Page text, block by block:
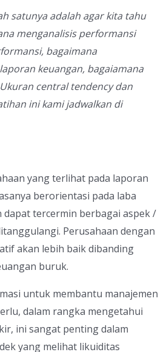
satunya adalah agar kita tahu
menganalisis performansi
bagaimana
keuangan, bagaiamana
central tendency dan
ini kami jadwalkan di
yang terlihat pada laporan
berorientasi pada laba
dapat tercermin berbagai aspek /
Perusahaan dengan
akan lebih baik dibanding
buruk.
untuk membantu manajemen
dalam rangka mengetahui
ini sangat penting dalam
yang melihat likuiditas